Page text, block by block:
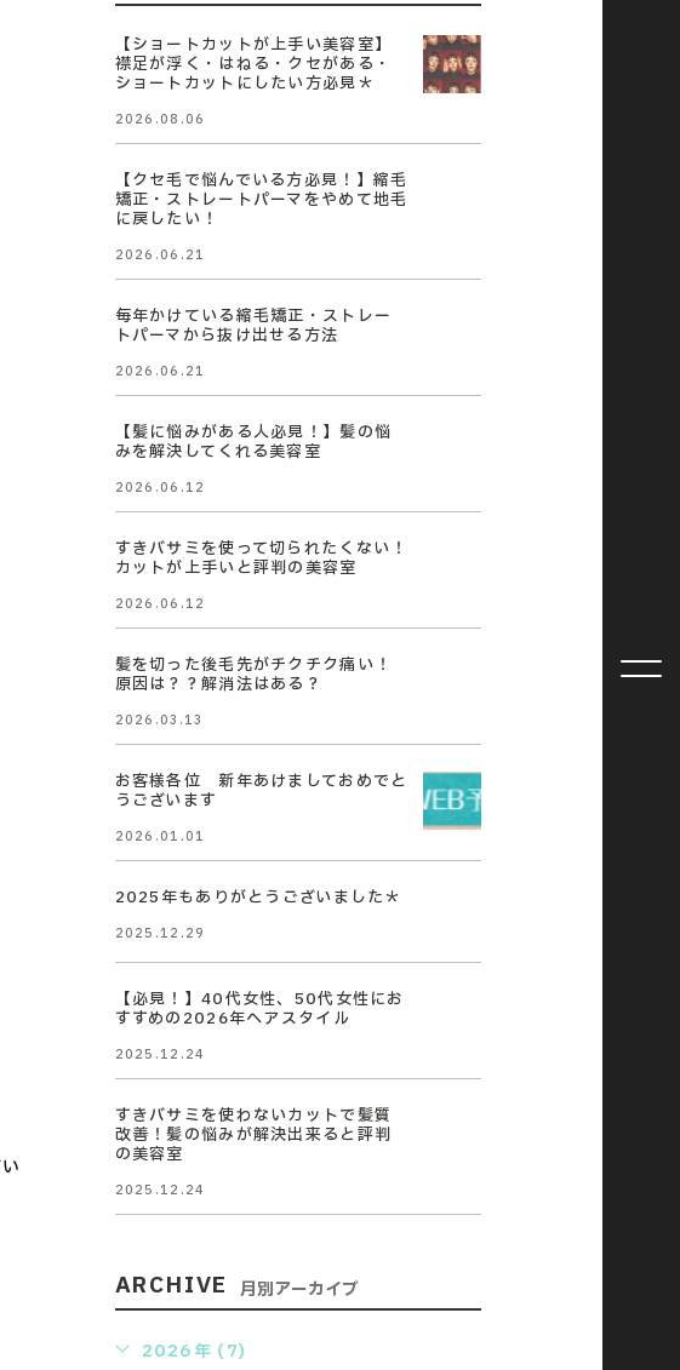
【ショートカットが上手い美容室】
襟足が浮く・はねる・クセがある・
ショートカットにしたい方必見＊
2026.08.06
【クセ毛で悩んでいる方必見！】縮毛
矯正・ストレートパーマをやめて地毛
に戻したい！
2026.06.21
毎年かけている縮毛矯正・ストレー
トパーマから抜け出せる方法
2026.06.21
【髪に悩みがある人必見！】髪の悩
みを解決してくれる美容室
2026.06.12
すきバサミを使って切られたくない！
カットが上手いと評判の美容室
2026.06.12
髪を切った後毛先がチクチク痛い！
原因は？？解消法はある？
2026.03.13
お客様各位 新年あけましておめでと
うございます
2026.01.01
2025年もありがとうございました＊
2025.12.29
【必見！】40代女性、50代女性にお
すすめの2026年ヘアスタイル
2025.12.24
すきバサミを使わないカットで髪質
改善！髪の悩みが解決出来ると評判
の美容室
2025.12.24
ARCHIVE 月別アーカイブ
2026年 (7)